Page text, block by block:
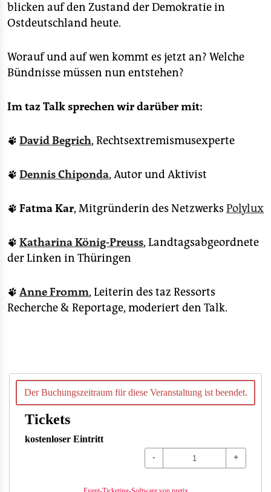
blicken auf den Zustand der Demokratie in
Ostdeutschland heute.
Worauf und auf wen kommt es jetzt an? Welche
Bündnisse müssen nun entstehen?
Im taz Talk sprechen wir darüber mit:
🐾 David Begrich, Rechtsextremismusexperte
🐾 Dennis Chiponda, Autor und Aktivist
🐾 Fatma Kar, Mitgründerin des Netzwerks Polylux
🐾 Katharina König-Preuss, Landtagsabgeordnete
der Linken in Thüringen
🐾 Anne Fromm, Leiterin des taz Ressorts
Recherche & Reportage, moderiert den Talk.
Der Buchungszeitraum für diese Veranstaltung ist beendet.
Tickets
kostenloser Eintritt
- +